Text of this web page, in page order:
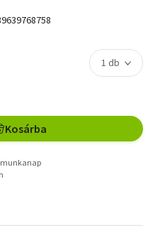
Kosárba
munkanap